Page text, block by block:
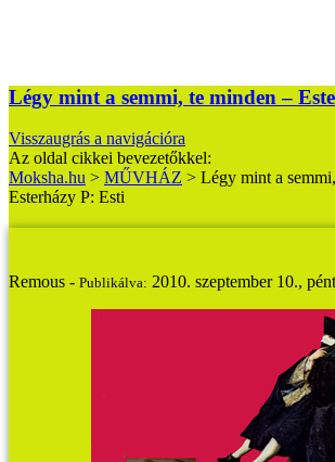
Légy mint a semmi, te minden –
Visszaugrás a navigációra
Az oldal cikkei bevezetőkkel:
Moksha.hu > MŰVHÁZ > Légy mint a
Esterházy P: Esti
Remous - Publikálva: 2010. szeptember 10.,